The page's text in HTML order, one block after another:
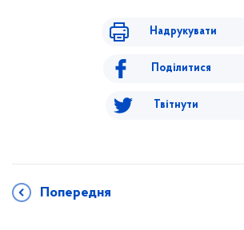
Надрукувати
Поділитися
Твітнути
Попередня